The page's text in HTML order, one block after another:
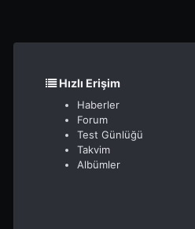
Hızlı Erişim
Haberler
Forum
Test Günlüğü
Takvim
Albümler